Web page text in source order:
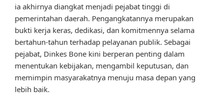
ia akhirnya diangkat menjadi pejabat tinggi di
pemerintahan daerah. Pengangkatannya merupakan
bukti kerja keras, dedikasi, dan komitmennya selama
bertahun-tahun terhadap pelayanan publik. Sebagai
pejabat, Dinkes Bone kini berperan penting dalam
menentukan kebijakan, mengambil keputusan, dan
memimpin masyarakatnya menuju masa depan yang
lebih baik.